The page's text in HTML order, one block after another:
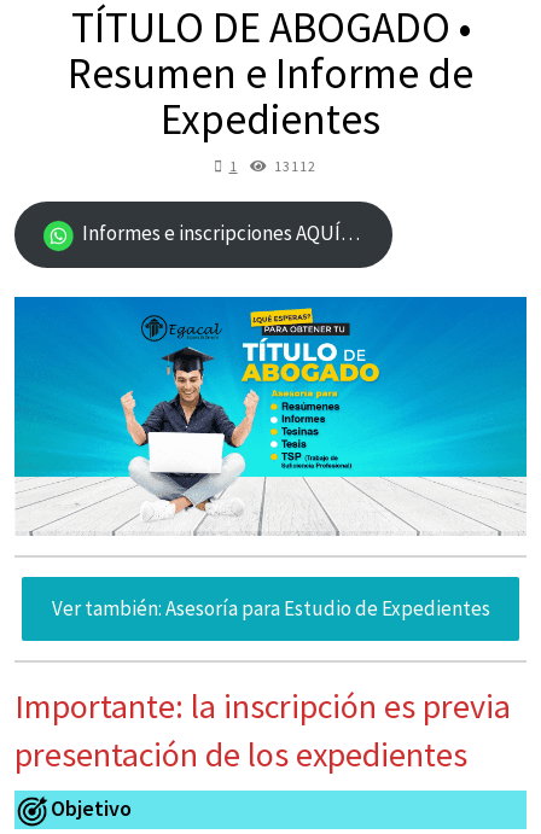
TÍTULO DE ABOGADO •
Resumen e Informe de
Expedientes
1 13112
Informes e inscripciones AQUÍ…
Ver también: Asesoría para Estudio de Expedientes
Importante: la inscripción es previa
presentación de los expedientes
Objetivo